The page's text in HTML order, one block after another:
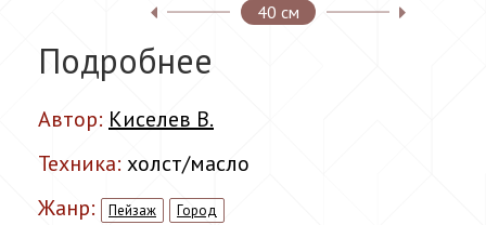
40 см
Подробнее
Автор: Киселев В.
Техника: холст/масло
Жанр:
Пейзаж Город